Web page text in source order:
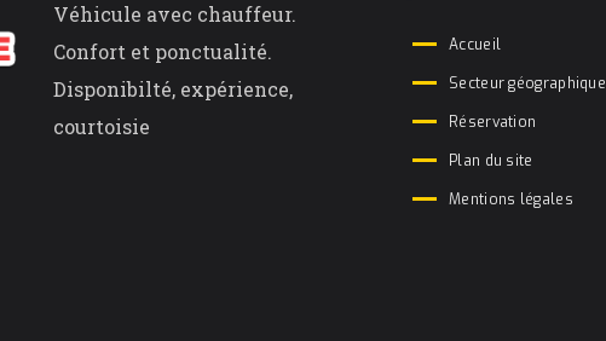
Véhicule avec chauffeur.
Confort et ponctualité.
Disponibilté, expérience,
courtoisie
Accueil
Secteur géographique
Réservation
Plan du site
Mentions légales